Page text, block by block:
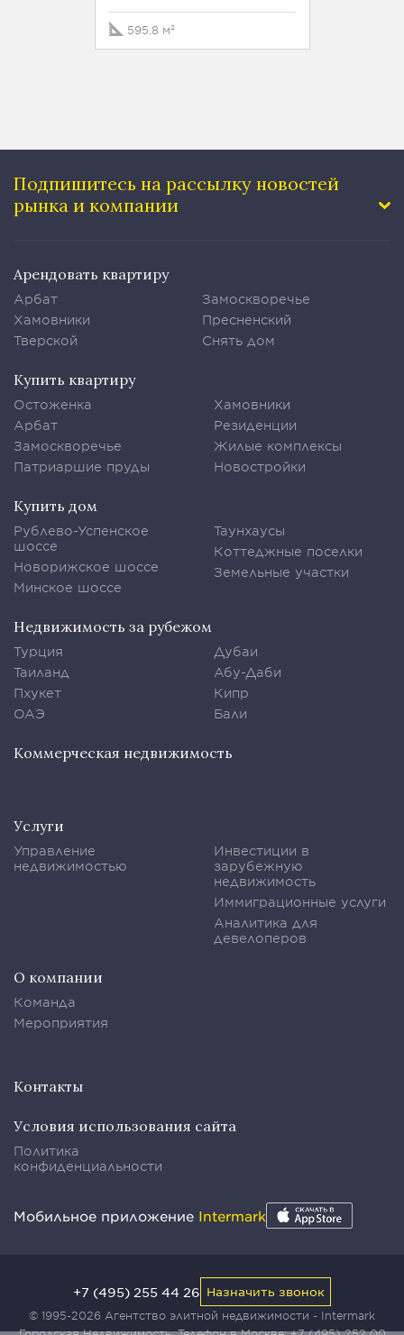
595.8 м²
Подпишитесь на рассылку новостей
рынка и компании
Арендовать квартиру
Арбат
Хамовники
Тверской
Замоскворечье
Пресненский
Снять дом
Купить квартиру
Остоженка
Арбат
Замоскворечье
Патриаршие пруды
Хамовники
Резиденции
Жилые комплексы
Новостройки
Купить дом
Рублево-Успенское
шоссе
Новорижское шоссе
Минское шоссе
Таунхаусы
Коттеджные поселки
Земельные участки
Недвижимость за рубежом
Турция
Таиланд
Пхукет
ОАЭ
Дубаи
Абу-Даби
Кипр
Бали
Коммерческая недвижимость
Услуги
Управление
недвижимостью
Инвестиции в
зарубежную
недвижимость
Иммиграционные услуги
Аналитика для
девелоперов
О компании
Команда
Мероприятия
Контакты
Условия использования сайта
Политика
конфиденциальности
Мобильное приложение Intermark
© 1995-2026 Агентство элитной недвижимости - Intermark
+7 (495) 255 44 26 Назначить звонок